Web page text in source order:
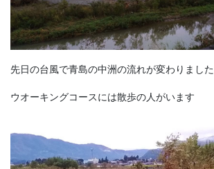
先日の台風で青島の中洲の流れが変わりました
ウオーキングコースには散歩の人がいます